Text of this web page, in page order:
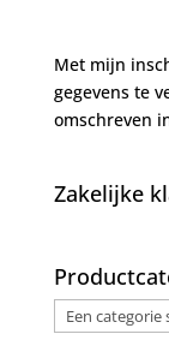
Met mijn
gegevens te
omschreven
Zakelijke